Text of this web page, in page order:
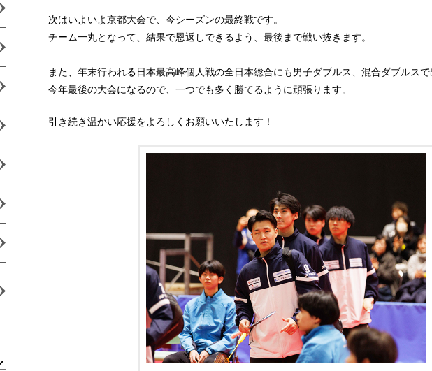
次はいよいよ京都大会で、今シーズンの最終戦です。
チーム一丸となって、結果で恩返しできるよう、最後まで戦い抜きます。
また、年末行われる日本最高峰個人戦の全日本総合にも男子ダブルス、混合ダブルスで
今年最後の大会になるので、一つでも多く勝てるように頑張ります。
引き続き温かい応援をよろしくお願いいたします！